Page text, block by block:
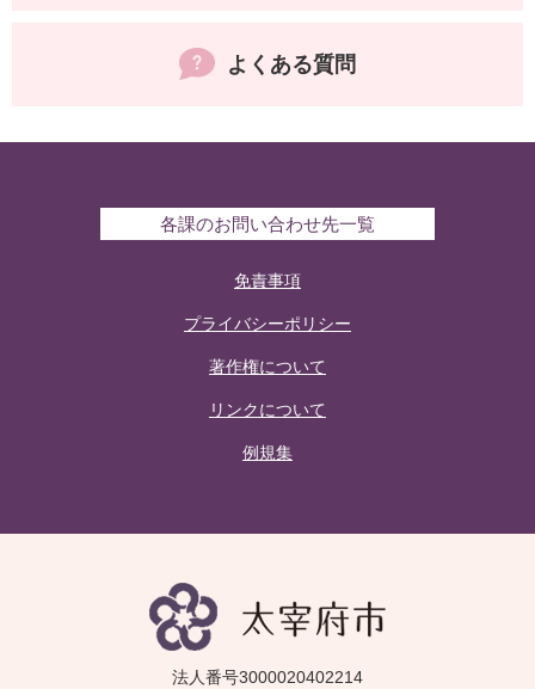
よくある質問
各課のお問い合わせ先一覧
免責事項
プライバシーポリシー
著作権について
リンクについて
例規集
法人番号3000020402214